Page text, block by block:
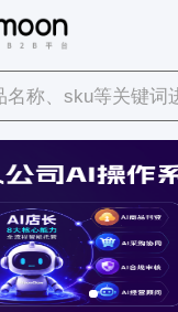
名称、sku等关键词